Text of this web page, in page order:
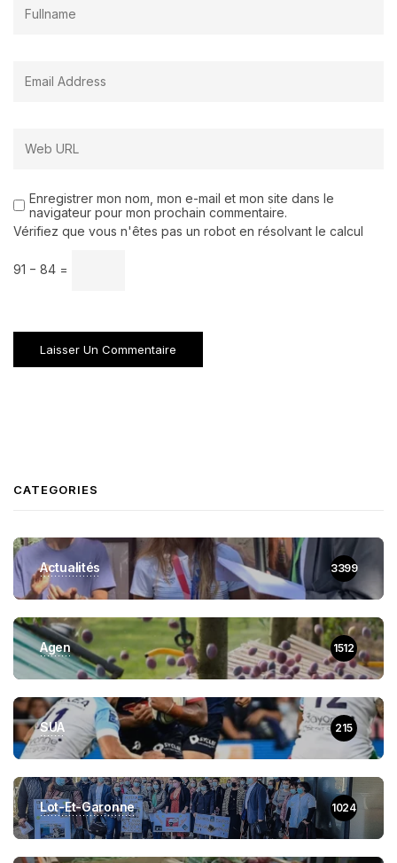
Enregistrer mon nom, mon e-mail et mon site dans le
navigateur pour mon prochain commentaire.
Vérifiez que vous n'êtes pas un robot en résolvant le calcul
91 − 84 =
CATEGORIES
Actualités 3399
Agen 1512
SUA 215
Lot-Et-Garonne 1024